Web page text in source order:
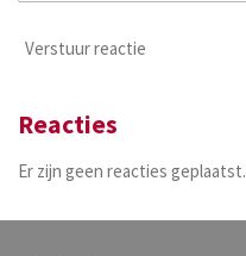
Verstuur reactie
Reacties
Er zijn geen reacties geplaatst.